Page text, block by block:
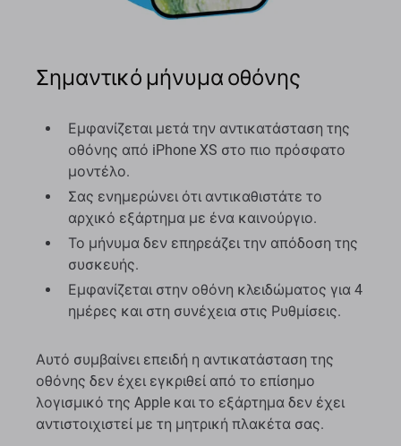
Σημαντικό μήνυμα οθόνης
Εμφανίζεται μετά την αντικατάσταση της
οθόνης από iPhone XS στο πιο πρόσφατο
μοντέλο.
Σας ενημερώνει ότι αντικαθιστάτε το
αρχικό εξάρτημα με ένα καινούργιο.
Το μήνυμα δεν επηρεάζει την απόδοση της
συσκευής.
Εμφανίζεται στην οθόνη κλειδώματος για 4
ημέρες και στη συνέχεια στις Ρυθμίσεις.
Αυτό συμβαίνει επειδή η αντικατάσταση της
οθόνης δεν έχει εγκριθεί από το επίσημο
λογισμικό της Apple και το εξάρτημα δεν έχει
αντιστοιχιστεί με τη μητρική πλακέτα σας.